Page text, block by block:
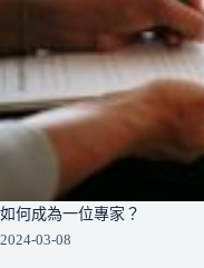
如何成為一位專家？
2024-03-08